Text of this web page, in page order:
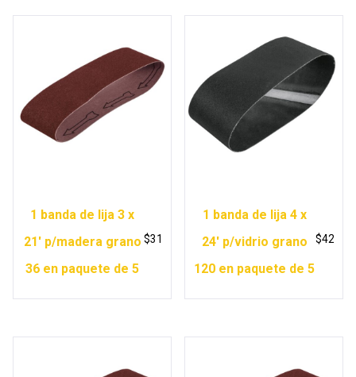
1 banda de lija 3 x
21′ p/madera grano
36 en paquete de 5
$31
1 banda de lija 4 x
24′ p/vidrio grano
120 en paquete de 5
$42